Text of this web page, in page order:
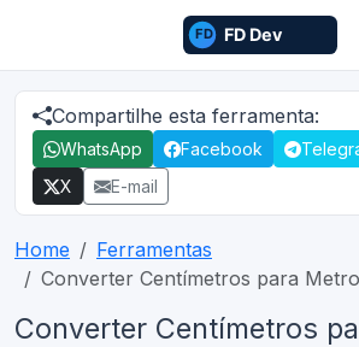
Compartilhe esta ferramenta:
WhatsApp Facebook
X
E-mail
Home
Ferramentas
Converter Centímetros para
Converter Centímetros